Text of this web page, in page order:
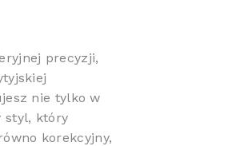
precyzji,
nie tylko w
styl, który
korekcyjny,